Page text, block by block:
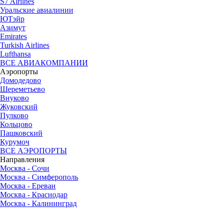
Уральские авиалинии
ЮТэйр
Азимут
Emirates
Turkish Airlines
Lufthansa
ВСЕ АВИАКОМПАНИИ
Аэропорты
Домодедово
Шереметьево
Внуково
Жуковский
Пулково
Кольцово
Пашковский
Курумоч
ВСЕ АЭРОПОРТЫ
Направления
Москва - Сочи
Москва - Симферополь
Москва - Ереван
Москва - Краснодар
Москва - Калининград